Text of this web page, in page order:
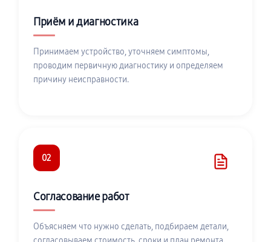
Приём и диагностика
Принимаем устройство, уточняем симптомы,
проводим первичную диагностику и определяем
причину неисправности.
02
Согласование работ
Объясняем что нужно сделать, подбираем детали,